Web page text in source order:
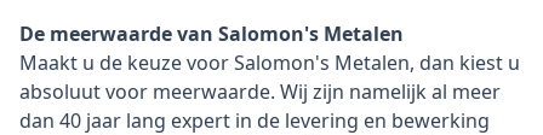
De meerwaarde van Salomon's Metalen
Maakt u de keuze voor Salomon's Metalen, dan kiest u
absoluut voor meerwaarde. Wij zijn namelijk al meer
dan 40 jaar lang expert in de levering en bewerking